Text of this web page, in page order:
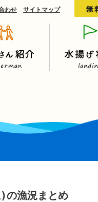
わせ サイトマップ
漁況まとめ